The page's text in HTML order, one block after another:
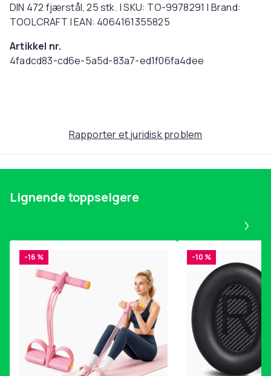
DIN 472 fjærstål, 25 stk. | SKU: TO-9978291 | Brand:
TOOLCRAFT | EAN: 4064161355825
Artikkel nr.
4fadcd83-cd6e-5a5d-83a7-ed1f06fa4dee
Rapporter et juridisk problem
Lignende toppselgere
-16 % -10 %